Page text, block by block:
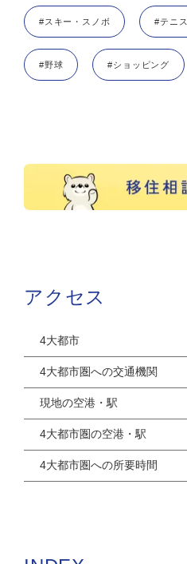
#スキー・スノボ #テニス
#野球 #ショッピング
アクセス
4大都市
4大都市圏への交通機関
現地の空港・駅
4大都市圏の空港・駅
4大都市圏への所要時間